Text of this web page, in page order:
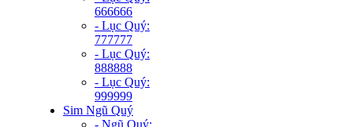
666666
- Lục Quý:
777777
- Lục Quý:
888888
- Lục Quý:
999999
Sim Ngũ Quý
- Ngũ Quý: